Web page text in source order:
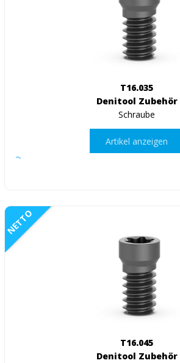
T16.035
Denitool Zubehör
Schraube
Artikel anzeigen
NETTO
T16.045
Denitool Zubehör